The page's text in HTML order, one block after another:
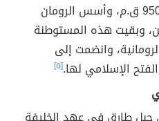
المنطقة، وكان ذلك في عام 950 ق.م، وأسس الرومان
وبقيت هذه المستوطنة
وانضمت إلى
الإسلامي لها.[٥]